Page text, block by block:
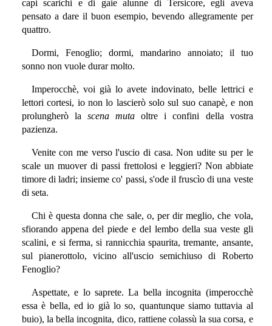
capi scarichi e di gaie alunne di Tersicore, egli aveva
pensato a dare il buon esempio, bevendo allegramente per
quattro.
Dormi, Fenoglio; dormi, mandarino annoiato; il tuo
sonno non vuole durar molto.
Imperocchè, voi già lo avete indovinato, belle lettrici e
lettori cortesi, io non lo lascierò solo sul suo canapè, e non
prolungherò lascena muta oltre i confini della vostra
pazienza.
Venite con me verso l'uscio di casa. Non udite su per le
scale un muover di passi frettolosi e leggieri? Non abbiate
timore di ladri; insieme co' passi, s'ode il fruscìo di una veste
di seta.
Chi è questa donna che sale, o, per dir meglio, che vola,
sfiorando appena del piede e del lembo della sua veste gli
scalini, e si ferma, si rannicchia spaurita, tremante, ansante,
sul pianerottolo, vicino all'uscio semichiuso di Roberto
Fenoglio?
Aspettate, e lo saprete. La bella incognita (imperocchè
essa è bella, ed io già lo so, quantunque siamo tuttavia al
buio), la bella incognita, dico, rattiene colassù la sua corsa, e